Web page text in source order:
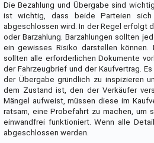
Die Bezahlung und Übergabe sind
ist wichtig, dass beide Parteien
abgeschlossen wird. In der Regel erfolgt
oder Barzahlung. Barzahlungen sollten
ein gewisses Risiko darstellen
sollten alle erforderlichen Dokumente
der Fahrzeugbrief und der Kaufvertrag.
der Übergabe gründlich zu inspizieren
dem Zustand ist, den der Verkäufer
Mängel aufweist, müssen diese im
ratsam, eine Probefahrt zu machen, um
einwandfrei funktioniert. Wenn alle
abgeschlossen werden.